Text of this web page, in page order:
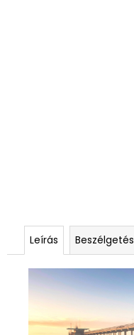
Leírás Beszélgetés